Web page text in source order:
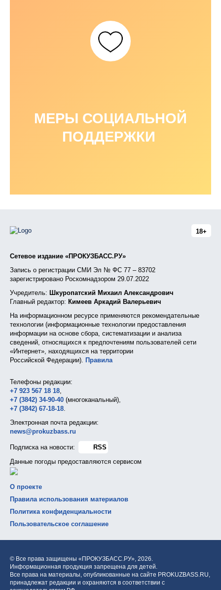
МЕРЫ СОЦИАЛЬНОЙ
ПОДДЕРЖКИ
18+
Сетевое издание «ПРОКУЗБАСС.РУ»
Запись о регистрации СМИ Эл № ФС 77 – 83702
зарегистрировано Роскомнадзором 29.07.2022
Учредитель: Шкуропатский Михаил Александрович
Главный редактор: Кимеев Аркадий Валерьевич
На информационном ресурсе применяются рекомендательные
технологии (информационные технологии предоставления
информации на основе сбора, систематизации и анализа
сведений, относящихся к предпочтениям пользователей сети
«Интернет», находящихся на территории
Российской Федерации). Правила
Телефоны редакции:
+7 923 567 18 18,
+7 (3842) 34-90-40 (многоканальный),
+7 (3842) 67-18-18.
Электронная почта редакции:
news@prokuzbass.ru
Подписка на новости:
RSS
Данные погоды предоставляются сервисом
О проекте
Правила использования материалов
Политика конфиденциальности
Пользовательское соглашение
© Все права защищены «ПРОКУЗБАСС.РУ», 2026.
Информационная продукция запрещена для детей.
Все права на материалы, опубликованные на сайте PROKUZBASS.RU,
принадлежат редакции и охраняются в соответствии с